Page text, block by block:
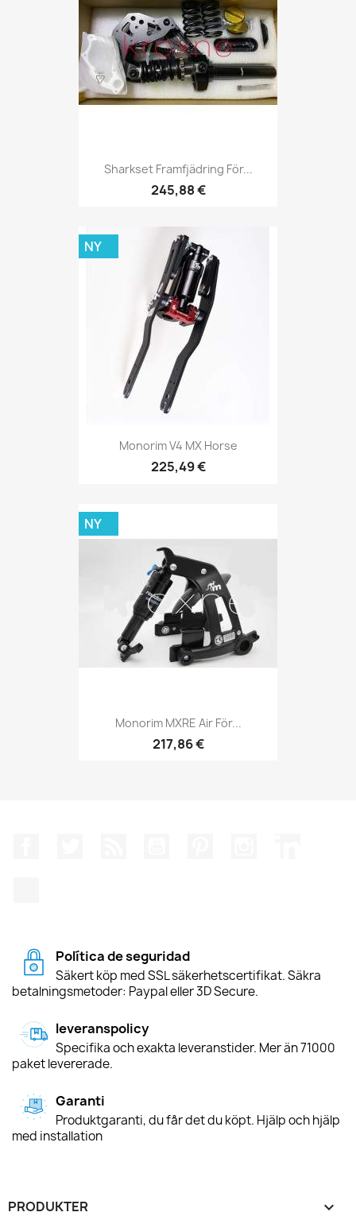
Sharkset Framfjädring För...
245,88 €
Monorim V4 MX Horse
225,49 €
NY
Monorim MXRE Air För...
217,86 €
NY
Política de seguridad
Säkert köp med SSL säkerhetscertifikat. Säkra
betalningsmetoder: Paypal eller 3D Secure.
leveranspolicy
Specifika och exakta leveranstider. Mer än 71000
paket levererade.
Garanti
Produktgaranti, du får det du köpt. Hjälp och hjälp
med installation
PRODUKTER 